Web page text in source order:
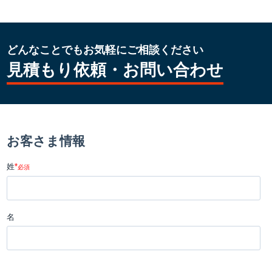
どんなことでもお気軽にご相談ください
見積もり依頼・お問い合わせ